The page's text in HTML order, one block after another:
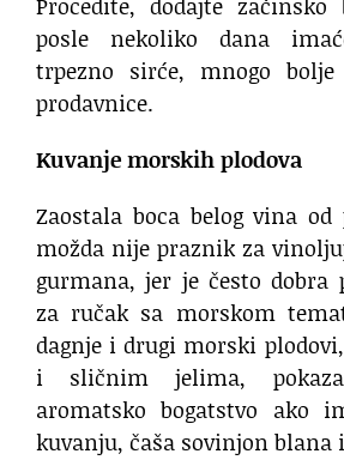
posle nekoliko dana
trpezno sirće, mnogo
prodavnice.
Kuvanje morskih plodova
Zaostala boca belog vina
možda nije praznik za
gurmana, jer je često dobra
za ručak sa morskom
dagnje i drugi morski
i sličnim jelima,
aromatsko bogatstvo ako
kuvanju, čaša sovinjon blana